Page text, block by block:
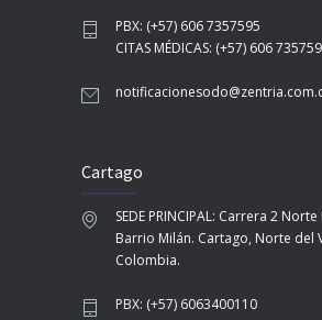
PBX: (+57) 606 7357595
CITAS MÉDICAS: (+57) 606
Cartago
SEDE PRINCIPAL: Carrera 2
Barrio Milán. Cartago, Norte del
Colombia.
PBX: (+57) 6063400110